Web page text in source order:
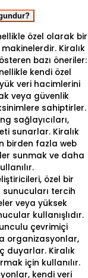
özel olarak bir
Kiralık
bazı öneriler:
kendi özel
veri hacimlerini
veya güvenlik
sahiptirler.
sağlayıcıları,
sunarlar. Kiralık
birden fazla web
sunmak ve daha
özel bir
tercih
veya yüksek
kullanışlıdır.
çevrimiçi
organizasyonlar,
duyarlar. Kiralık
için kullanılır.
kendi veri